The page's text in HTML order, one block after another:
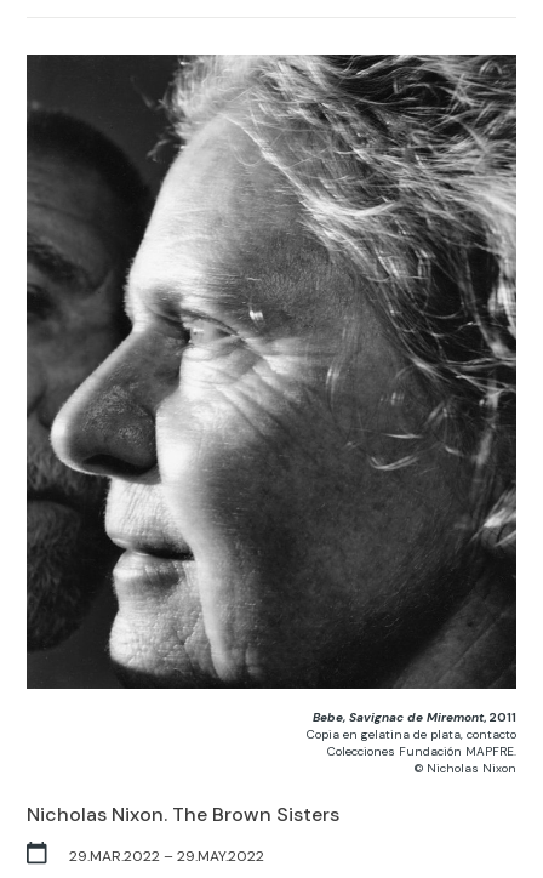
Bebe, Savignac de Miremont, 2011
Copia en gelatina de plata, contacto
Colecciones Fundación MAPFRE.
© Nicholas Nixon
Nicholas Nixon. The Brown Sisters
29.MAR.2022 –29.MAY.2022